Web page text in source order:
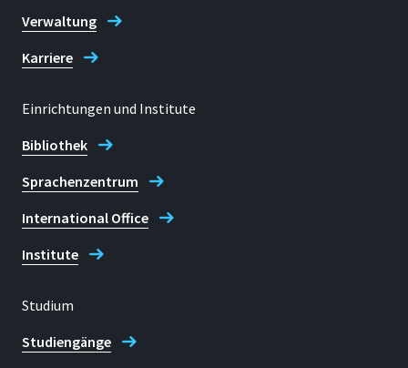
Verwaltung
Karriere
Einrichtungen und Institute
Bibliothek
Sprachenzentrum
International Office
Institute
Studium
Studiengänge